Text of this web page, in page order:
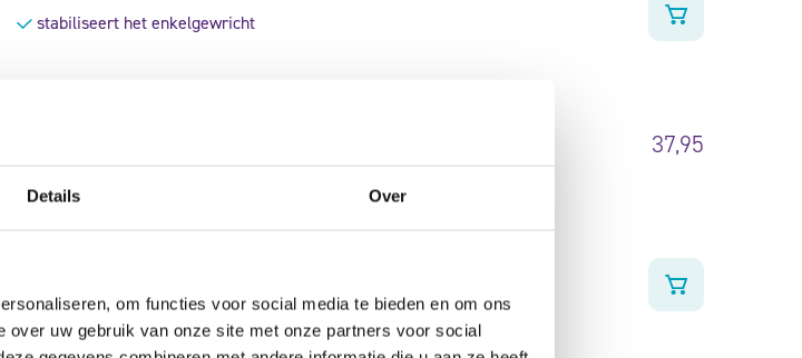
Details Over
om functies voor social media te bieden en om ons
uw gebruik van onze site met onze partners voor social
stabiliseert het enkelgewricht
37,95
Gewaardeerd
5
verstevigt het enkelgewricht